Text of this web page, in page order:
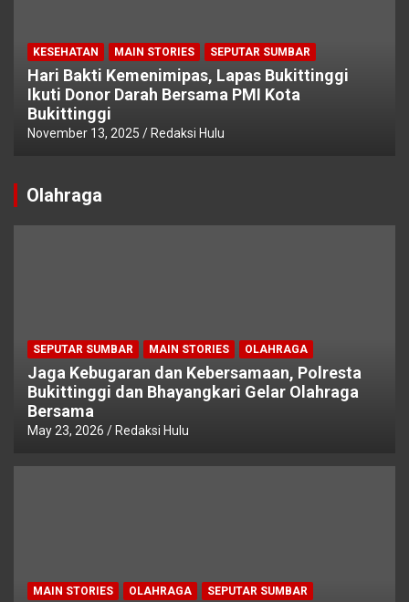
KESEHATAN MAIN STORIES SEPUTAR SUMBAR
Hari Bakti Kemenimipas, Lapas Bukittinggi
Ikuti Donor Darah Bersama PMI Kota
Bukittinggi
November 13, 2025 Redaksi Hulu
Olahraga
SEPUTAR SUMBAR MAIN STORIES OLAHRAGA
Jaga Kebugaran dan Kebersamaan, Polresta
Bukittinggi dan Bhayangkari Gelar Olahraga
Bersama
May 23, 2026 Redaksi Hulu
MAIN STORIES OLAHRAGA SEPUTAR SUMBAR